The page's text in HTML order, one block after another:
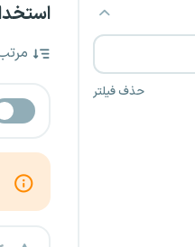
حذف فیلتر